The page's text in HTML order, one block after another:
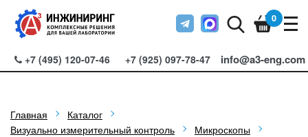
+7 (495) 120-07-46 +7 (925) 097-78-47 info@a3-eng.com
0
Главная
Каталог
Визуально измерительный контроль
Микроскопы